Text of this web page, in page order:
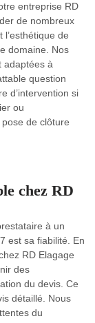
entreprise RD
de nombreux
de
domaine. Nos
adaptées à
question
d’intervention si
ou
de clôture
chez RD
à un
est sa fiabilité. En
RD Elagage
des
du devis. Ce
détaillé. Nous
du